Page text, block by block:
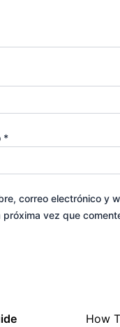
*
correo electrónico y
vez que
How